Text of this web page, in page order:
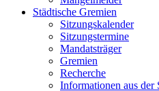
Städtische Gremien
Sitzungskalender
Sitzungstermine
Mandatsträger
Gremien
Recherche
Informationen aus der